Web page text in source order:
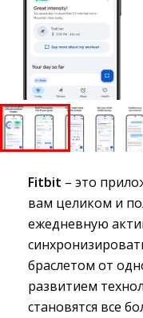
Fitbit – это
вам целиком и
ежедневную
браслетом от
развитием
становятся все